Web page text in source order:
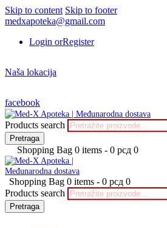
Skip to content Skip to footer
medxapoteka@gmail.com
Login orRegister
Naša lokacija
facebook
Products search
Pretraga
Shopping Bag 0 items - 0 рсд 0
Shopping Bag 0 items - 0 рсд 0
Products search
Pretraga